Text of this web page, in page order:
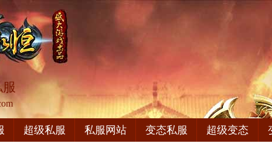
超级私服 私服网站 变态私服 超级变态